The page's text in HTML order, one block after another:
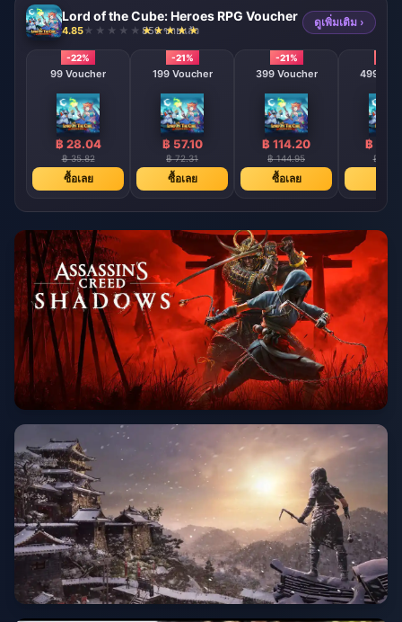
Lord of the Cube: Heroes RPG Voucher
4.85 850 ขายแล้ว
ดูเพิ่มเติม ›
-22%
99 Voucher
฿ 28.04
฿ 35.82
ซื้อเลย
-21%
199 Voucher
฿ 57.10
฿ 72.31
ซื้อเลย
-21%
399 Voucher
฿ 114.20
฿ 144.95
ซื้อเลย
499
฿
฿